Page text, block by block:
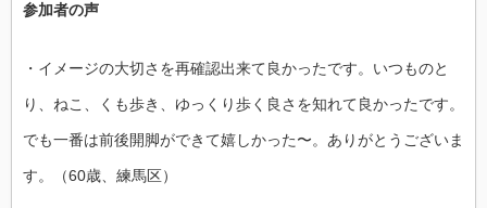
参加者の声
・イメージの大切さを再確認出来て良かったです。いつものと
り、ねこ、くも歩き、ゆっくり歩く良さを知れて良かったです。
でも一番は前後開脚ができて嬉しかった〜。ありがとうございま
す。（60歳、練馬区）